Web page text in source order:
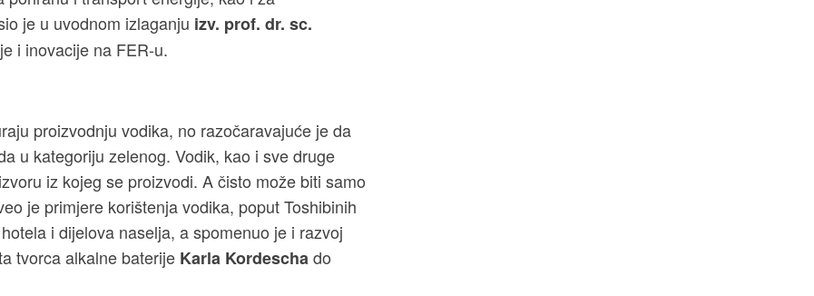
je u uvodnom izlaganju izv. prof. dr. sc.
i inovacije na FER-u.
proizvodnju vodika, no razočaravajuće je da
u kategoriju zelenog. Vodik, kao i sve druge
iz kojeg se proizvodi. A čisto može biti samo
je primjere korištenja vodika, poput Toshibinih
i dijelova naselja, a spomenuo je i razvoj
tvorca alkalne baterije Karla Kordeschado